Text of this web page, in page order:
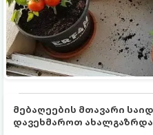
მებაღეების მთავარი
დავეხმაროთ ახალგაზრდა